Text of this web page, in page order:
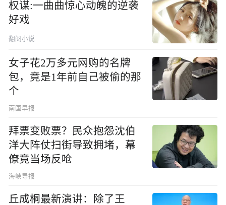
权谋:一曲曲惊心动魄的逆袭
好戏
翻阅小说
女子花2万多元网购的名牌
包，竟是1年前自己被偷的那
个
南国早报
拜票变败票？民众抱怨沈伯
洋大阵仗扫街导致拥堵，幕
僚竟当场反呛
海峡导报
丘成桐最新演讲：除了王